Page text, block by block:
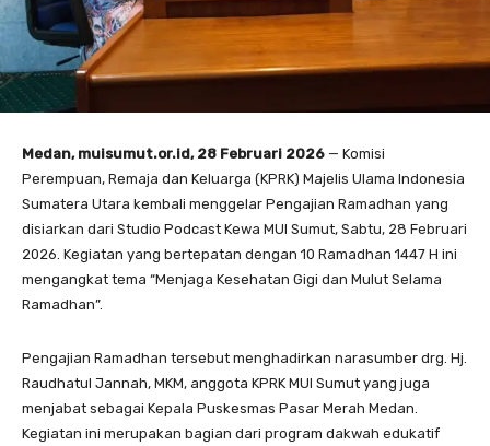
Medan, muisumut.or.id, 28 Februari 2026 — Komisi
Perempuan, Remaja dan Keluarga (KPRK) Majelis Ulama Indonesia
Sumatera Utara kembali menggelar Pengajian Ramadhan yang
disiarkan dari Studio Podcast Kewa MUI Sumut, Sabtu, 28 Februari
2026. Kegiatan yang bertepatan dengan 10 Ramadhan 1447 H ini
mengangkat tema “Menjaga Kesehatan Gigi dan Mulut Selama
Ramadhan”.
Pengajian Ramadhan tersebut menghadirkan narasumber drg. Hj.
Raudhatul Jannah, MKM, anggota KPRK MUI Sumut yang juga
menjabat sebagai Kepala Puskesmas Pasar Merah Medan.
Kegiatan ini merupakan bagian dari program dakwah edukatif